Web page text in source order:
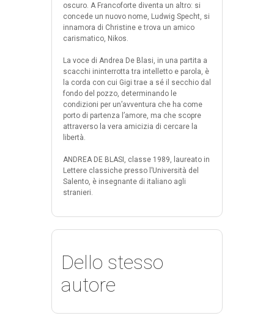
oscuro. A Francoforte diventa un altro: si
concede un nuovo nome, Ludwig Specht, si
innamora di Christine e trova un amico
carismatico, Nikos.
La voce di Andrea De Blasi, in una partita a
scacchi ininterrotta tra intelletto e parola, è
la corda con cui Gigi trae a sé il secchio dal
fondo del pozzo, determinando le
condizioni per un’avventura che ha come
porto di partenza l’amore, ma che scopre
attraverso la vera amicizia di cercare la
libertà.
ANDREA DE BLASI, classe 1989, laureato in
Lettere classiche presso l’Università del
Salento, è insegnante di italiano agli
stranieri.
Dello stesso
autore